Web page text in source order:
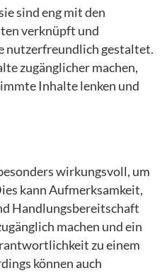
sind eng mit den
verknüpft und
nutzerfreundlich gestaltet.
zugänglicher machen,
Inhalte lenken und
wirkungsvoll, um
kann Aufmerksamkeit,
Handlungsbereitschaft
machen und ein
zu einem
können auch